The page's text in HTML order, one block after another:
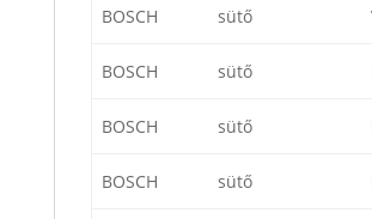
BOSCH sütő
BOSCH sütő
BOSCH sütő
BOSCH sütő